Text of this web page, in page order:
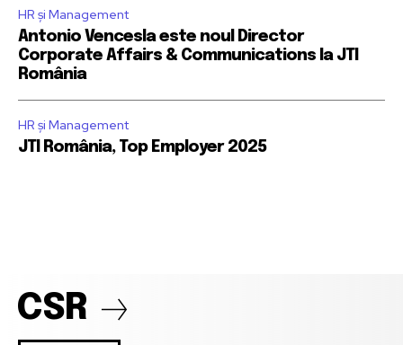
HR și Management
Antonio Vencesla este noul Director
Corporate Affairs & Communications la JTI
România
HR și Management
JTI România, Top Employer 2025
CSR